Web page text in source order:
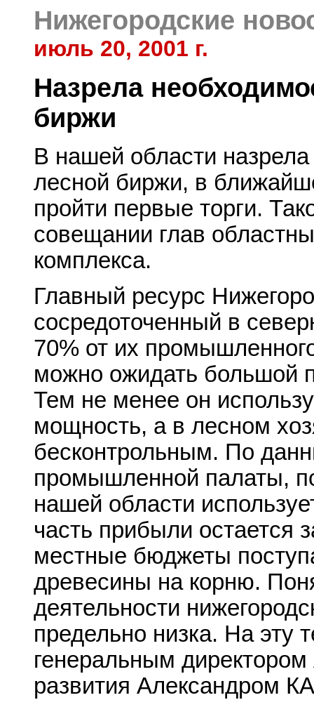
Нижегородские
июль 20, 2001 г.
Назрела
биржи
В нашей области
лесной биржи, в
пройти первые торги.
совещании глав
комплекса.
Главный ресурс
сосредоточенный в
70% от их
можно ожидать большой
Тем не менее он
мощность, а в лесном
бесконтрольным. По
промышленной палаты,
нашей области
часть прибыли остается
местные бюджеты
древесины на корню.
деятельности
предельно низка. На эту
генеральным директором
развития Александром